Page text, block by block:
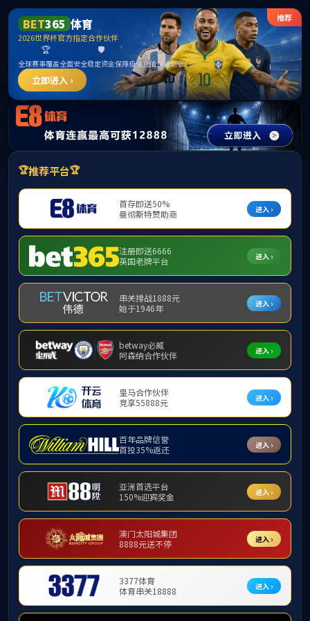
******
欢迎来到广西医科大学英国上市公司365！
首页
当前位置： 校外友情链接
Copyright
院办电话：0771-5350823